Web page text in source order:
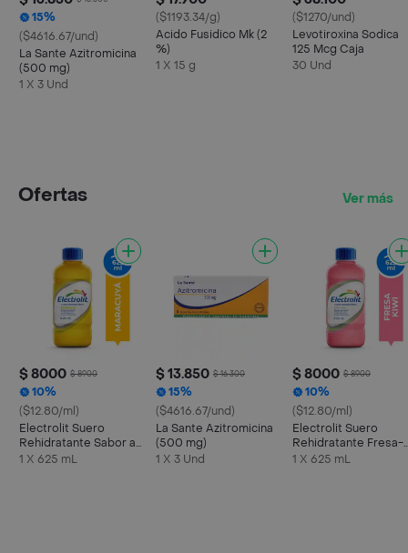
15%
($4616.67/und)
La Sante Azitromicina
(500 mg)
1 X 3 Und
($1193.34/g)
Acido Fusidico Mk (2
%)
1 X 15 g
($1270/und)
Levotiroxina Sodica
125 Mcg Caja
30 Und
Ofertas Ver más
$ 8000 $ 8900
10%
($12.80/ml)
Electrolit Suero
Rehidratante Sabor a
Maracuyá
1 X 625 mL
$ 13.850 $ 16.300
15%
($4616.67/und)
La Sante Azitromicina
(500 mg)
1 X 3 Und
$ 8000 $ 8900
10%
($12.80/ml)
Electrolit Suero
Rehidratante Fresa-
Kiwi
1 X 625 mL